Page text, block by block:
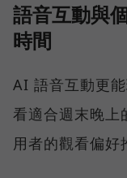
語音互動與
時間
AI 語音互動更
看適合週末晚上
用者的觀看偏好